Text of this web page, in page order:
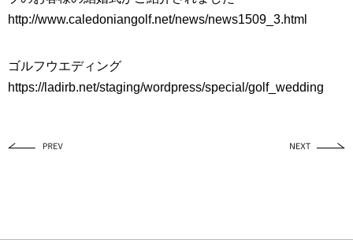
http://www.caledoniangolf.net/news/news1509_3.html
ゴルフウエディング
https://ladirb.net/staging/wordpress/special/golf_wedding